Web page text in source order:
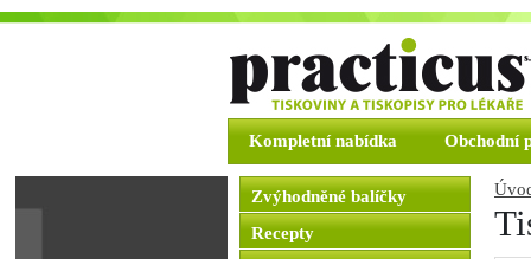
Kompletní nabídka Obchodní
Zvýhodněné balíčky
Recepty